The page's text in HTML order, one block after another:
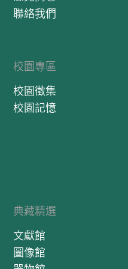
聯絡我們
校園專區
校園徵集
校園記憶
典藏精選
文獻館
圖像館